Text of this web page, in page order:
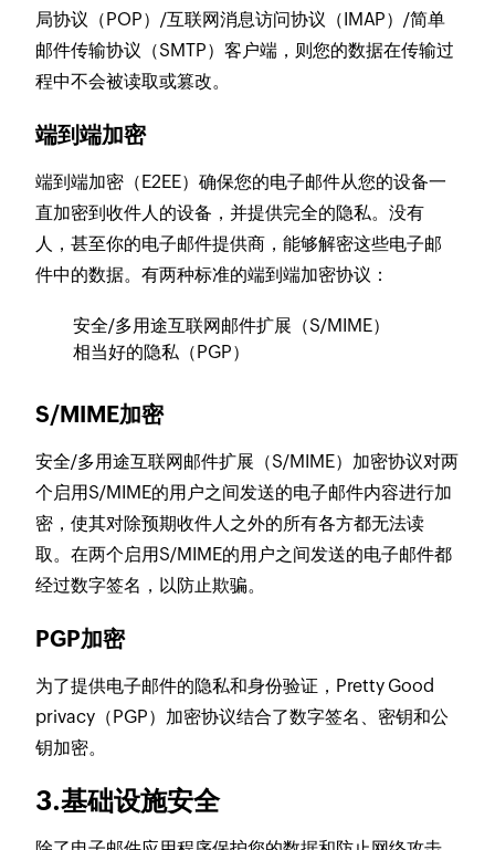
局协议（POP）/互联网消息访问协议（IMAP）/简单
邮件传输协议（SMTP）客户端，则您的数据在传输过
程中不会被读取或篡改。
端到端加密
端到端加密（E2EE）确保您的电子邮件从您的设备一
直加密到收件人的设备，并提供完全的隐私。没有
人，甚至你的电子邮件提供商，能够解密这些电子邮
件中的数据。有两种标准的端到端加密协议：
安全/多用途互联网邮件扩展（S/MIME）
相当好的隐私（PGP）
S/MIME加密
安全/多用途互联网邮件扩展（S/MIME）加密协议对两
个启用S/MIME的用户之间发送的电子邮件内容进行加
密，使其对除预期收件人之外的所有各方都无法读
取。在两个启用S/MIME的用户之间发送的电子邮件都
经过数字签名，以防止欺骗。
PGP加密
为了提供电子邮件的隐私和身份验证，Pretty Good
privacy（PGP）加密协议结合了数字签名、密钥和公
钥加密。
3.基础设施安全